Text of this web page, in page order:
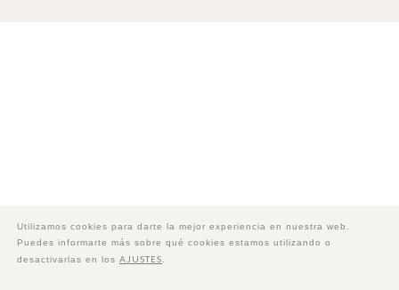
Utilizamos cookies para darte la mejor experiencia en nuestra web.
Puedes informarte más sobre qué cookies estamos utilizando o
desactivarlas en los AJUSTES